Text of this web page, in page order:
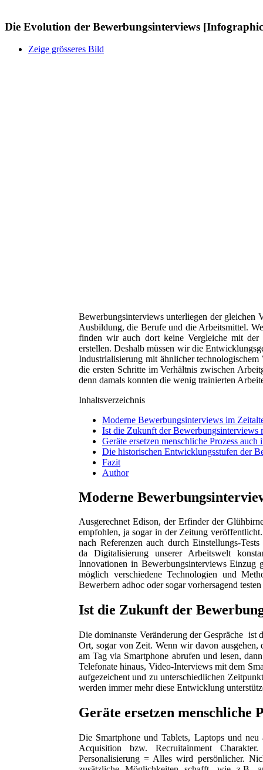
Die Evolution der Bewerbungsinterviews
Zeige grösseres Bild
Bewerbungsinterviews unterliegen der gleichen
Ausbildung, die Berufe und die Arbeitsmittel.
finden wir auch dort keine Vergleiche mit der
erstellen. Deshalb müssen wir die
Industrialisierung mit ähnlicher
die ersten Schritte im Verhältnis zwischen
denn damals konnten die wenig trainierten
Inhaltsverzeichnis
Moderne Bewerbungsinterviews im
Ist die Zukunft der Bewerbungsinterviews
Geräte ersetzen menschliche Prozess
Die historischen Entwicklungsstufen der
Fazit
Author
Moderne
Ausgerechnet Edison, der Erfinder der
empfohlen, ja sogar in der Zeitung
nach Referenzen auch durch Einstellungs-
da Digitalisierung unserer Arbeitswelt
Innovationen in Bewerbungsinterviews Einzug
möglich verschiedene Technologien und
Bewerbern adhoc oder sogar vorhersagend
Ist die Zukunft der
Die dominanste Veränderung der Gespräche ist
Ort, sogar von Zeit. Wenn wir davon ausgehen,
am Tag via Smartphone abrufen und lesen,
Telefonate hinaus, Video-Interviews mit dem
aufgezeichent und zu unterschiedlichen
werden immer mehr diese Entwicklung
Geräte ersetzen menschliche
Die Smartphone und Tablets, Laptops und
Acquisition bzw. Recruitainment
Personalisierung = Alles wird persönlicher.